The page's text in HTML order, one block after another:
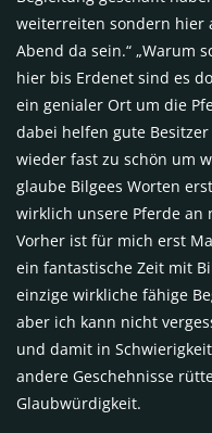
weiterreiten sondern hier
Abend da sein.“ „Warum
hier bis Erdenet sind es
ein genialer Ort um die
dabei helfen gute
wieder fast zu schön um
glaube Bilgees Worten
wirklich unsere Pferde an
Vorher ist für mich erst
ein fantastische Zeit mit
einzige wirkliche fähige
aber ich kann nicht
und damit in
andere Geschehnisse
Glaubwürdigkeit.